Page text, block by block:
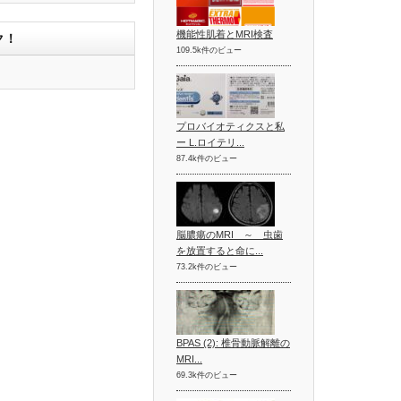
機能性肌着とMRI検査
109.5k件のビュー
プロバイオティクスと私
ー L.ロイテリ...
87.4k件のビュー
脳膿瘍のMRI ～ 虫歯
を放置すると命に...
73.2k件のビュー
BPAS (2): 椎骨動脈解離の
MRI...
69.3k件のビュー